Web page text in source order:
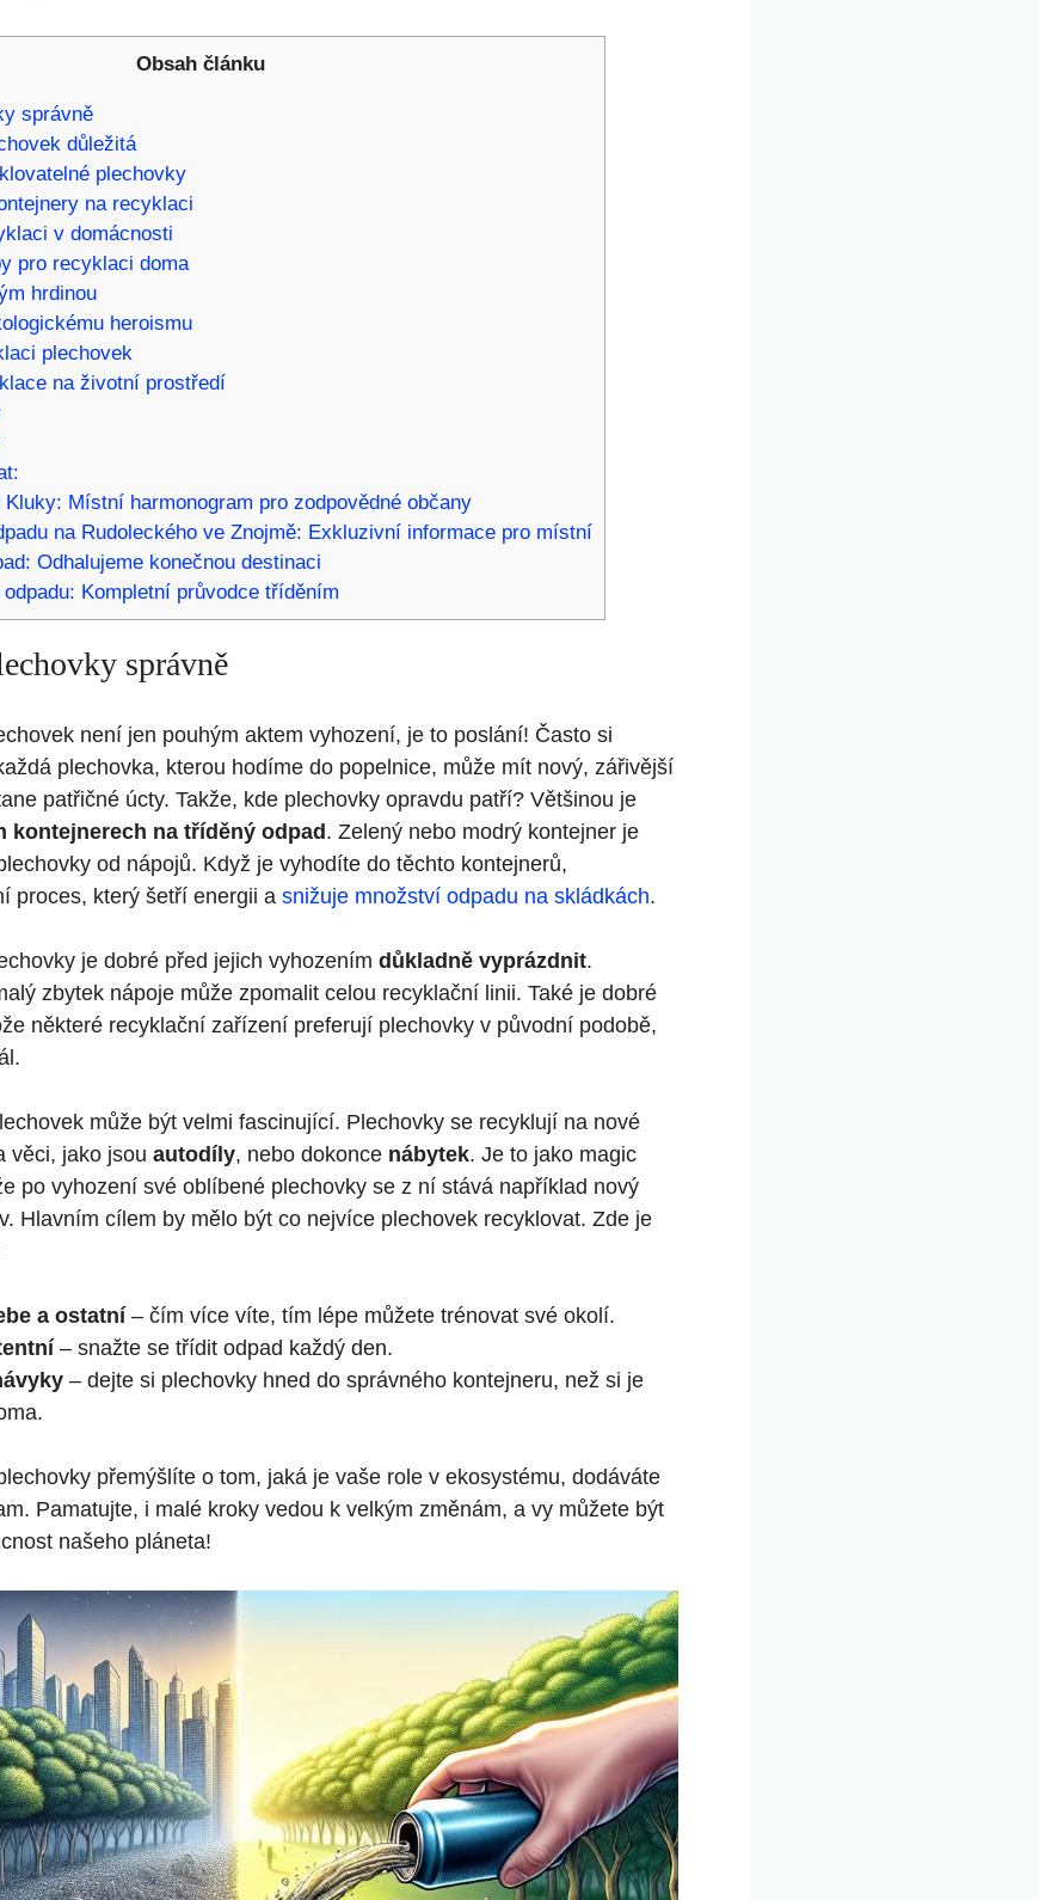
Obsah článku
správně
důležitá
plechovky
na recyklaci
v domácnosti
pro recyklaci doma
hrdinou
heroismu
plechovek
na životní prostředí
Místní harmonogram pro zodpovědné občany
na Rudoleckého ve Znojmě: Exkluzivní informace pro místní
Odhalujeme konečnou destinaci
Kompletní průvodce tříděním
správně
není jen pouhým aktem vyhození, je to poslání! Často si
plechovka, kterou hodíme do popelnice, může mít nový, zářivější
patřičné úcty. Takže, kde plechovky opravdu patří? Většinou je
kontejnerech na tříděný odpad . Zelený nebo modrý kontejner je
od nápojů. Když je vyhodíte do těchto kontejnerů,
proces, který šetří energii a snižuje množství odpadu na skládkách.
je dobré před jejich vyhozením důkladně vyprázdnit.
zbytek nápoje může zpomalit celou recyklační linii. Také je dobré
některé recyklační zařízení preferují plechovky v původní podobě,
může být velmi fascinující. Plechovky se recyklují na nové
věci, jako jsou autodíly, nebo dokonce nábytek. Je to jako magic
po vyhození své oblíbené plechovky se z ní stává například nový
Hlavním cílem by mělo být co nejvíce plechovek recyklovat. Zde je
a ostatní – čím více víte, tím lépe můžete trénovat své okolí.
– snažte se třídit odpad každý den.
– dejte si plechovky hned do správného kontejneru, než si je
přemýšlíte o tom, jaká je vaše role v ekosystému, dodáváte
Pamatujte, i malé kroky vedou k velkým změnám, a vy můžete být
našeho pláneta!